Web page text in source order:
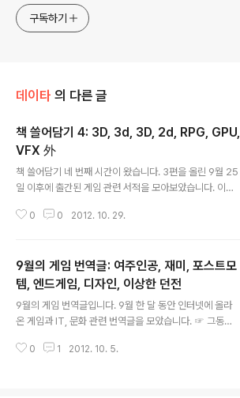
구독하기
데이타 의 다른 글
책 쓸어담기 4: 3D, 3d, 3D, 2d, RPG, GPU,
VFX 外
책 쓸어담기 네 번째 시간이 왔습니다. 3편을 올린 9월 25
일 이후에 출간된 게임 관련 서적을 모아보았습니다. 이번
한편, 조금 특이한 책들도 보입니다. 특히 RPG 만들기를
시다. (책 소개는 출판사의 책 소개를 가져왔으며 순서는 출
간일 순서입니다.) ☞ 그 동안의 책 쓸어담기 보기 거침없
이 배우는 Unity 3D / 미야가와 요시유키, 무토 다이스케
지음 / 남종환 옮김 / 지앤선 윈도우, 맥, 스마트폰, 게임기
등에서 플레이할 수 있는 3D 게임을 개발하는 방법을 단계
별로 설명하는 책. 3D Scene의 구성 방법이나 스크립트
0 0 2012. 10. 29.
9월의 게임 번역글: 여주인공, 재미, 포스트모
템, 엔드게임, 디자인, 이상한 던전
9월의 게임 번역글입니다. 9월 한 달 동안 인터넷에 올라
온 게임과 IT, 문화 관련 번역글을 모았습니다. ☞ 그동안
겠습니다. 먼저 디즈니와 지브리 애니메이션의 여주인공을
0 1 2012. 10. 5.